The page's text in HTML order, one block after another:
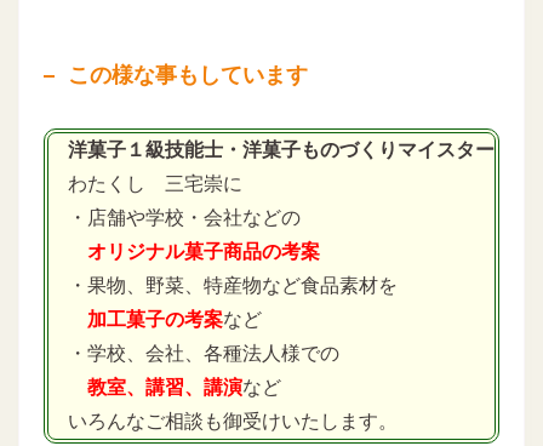
この様な事もしています
洋菓子１級技能士・洋菓子ものづくりマイスター
わたくし 三宅崇に
・店舗や学校・会社などの
オリジナル菓子商品の考案
・果物、野菜、特産物など食品素材を
加工菓子の考案など
・学校、会社、各種法人様での
教室、講習、講演など
いろんなご相談も御受けいたします。